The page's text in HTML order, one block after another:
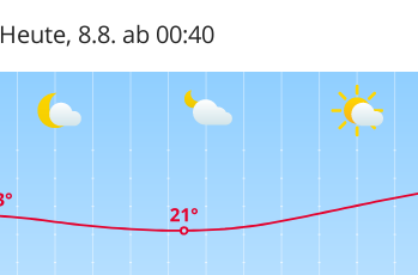
Heute, 8.8. ab 00:40